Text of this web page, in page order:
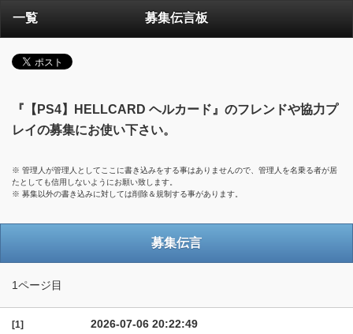
一覧 募集伝言板
『【PS4】HELLCARD ヘルカード』のフレンドや協力プ
レイの募集にお使い下さい。
※ 管理人が管理人としてここに書き込みをする事はありませんので、管理人を名乗る者が居
たとしても信用しないようにお願い致します。
※ 募集以外の書き込みに対しては削除＆規制する事があります。
募集伝言
1ページ目
[1]
2026-07-06 20:22:49